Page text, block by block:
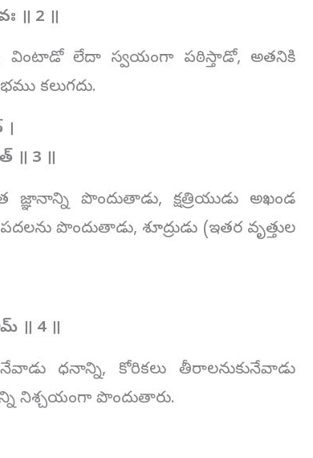
॥ 2 ॥
వింటాడో లేదా స్వయంగా పఠిస్తాడో, అతనికి
కలుగదు.
॥ 3 ॥
జ్ఞానాన్ని పొందుతాడు, క్షత్రియుడు అఖండ
పొందుతాడు, శూద్రుడు (ఇతర వృత్తుల
॥ 4॥
ధనాన్ని, కోరికలు తీరాలనుకునేవాడు
నిశ్చయంగా పొందుతారు.